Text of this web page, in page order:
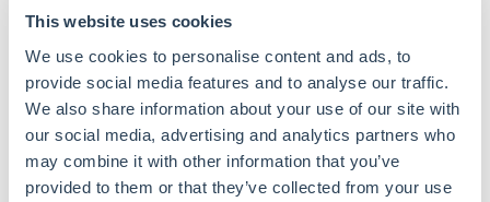
This website uses cookies
We use cookies to personalise content and ads, to
provide social media features and to analyse our traffic.
We also share information about your use of our site with
our social media, advertising and analytics partners who
may combine it with other information that you’ve
provided to them or that they’ve collected from your use
außerdem über begrünte Dächer und einen
weitgehend freien Zugang verfügen. Auf diese Weise
möchte das Bekleidungsunternehmen der kleinen
Gemeinde Brande etwas zurückgeben.
Da es in der Gegend keine anderen Hochhäuser gibt,
wird der Turm einen großen Einfluss auf die